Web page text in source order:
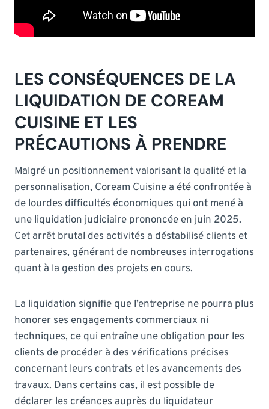
LES CONSÉQUENCES DE LA
LIQUIDATION DE COREAM
CUISINE ET LES
PRÉCAUTIONS À PRENDRE
Malgré un positionnement valorisant la qualité et la
personnalisation, Coream Cuisine a été confrontée à
de lourdes difficultés économiques qui ont mené à
une liquidation judiciaire prononcée en juin 2025.
Cet arrêt brutal des activités a déstabilisé clients et
partenaires, générant de nombreuses interrogations
quant à la gestion des projets en cours.
La liquidation signifie que l’entreprise ne pourra plus
honorer ses engagements commerciaux ni
techniques, ce qui entraîne une obligation pour les
clients de procéder à des vérifications précises
concernant leurs contrats et les avancements des
travaux. Dans certains cas, il est possible de
déclarer les créances auprès du liquidateur